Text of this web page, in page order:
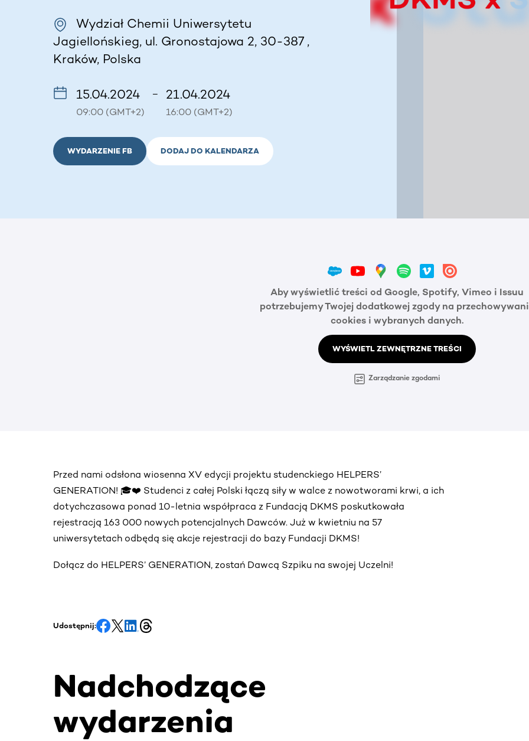
Wydział Chemii Uniwersytetu
Jagiellońskieg, ul. Gronostajowa 2, 30-387 ,
Kraków, Polska
15.04.2024
09:00 (GMT+2)
– 21.04.2024
16:00 (GMT+2)
WYDARZENIE FB DODAJ DO KALENDARZA
Aby wyświetlić treści od Google, Spotify, Vimeo i Issuu
potrzebujemy Twojej dodatkowej zgody na
cookies i wybranych danych.
WYŚWIETL ZEWNĘTRZNE TREŚCI
Zarządzanie zgodami
Przed nami odsłona wiosenna XV edycji projektu studenckiego HELPERS’
GENERATION! 🎓❤️ Studenci z całej Polski łączą siły w walce z nowotworami krwi, a ich
dotychczasowa ponad 10-letnia współpraca z Fundacją DKMS poskutkowała
rejestracją 163 000 nowych potencjalnych Dawców. Już w kwietniu na 57
uniwersytetach odbędą się akcje rejestracji do bazy Fundacji DKMS!
Dołącz do HELPERS’ GENERATION, zostań Dawcą Szpiku na swojej Uczelni!
Udostępnij:
Nadchodzące
wydarzenia